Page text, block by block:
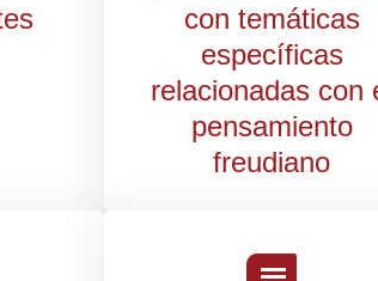
con temáticas
específicas
relacionadas con
pensamiento
freudiano